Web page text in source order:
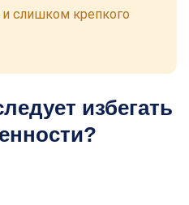
слишком крепкого
избегать